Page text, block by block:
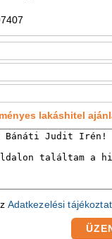
lakáshitel
Adatkezelési